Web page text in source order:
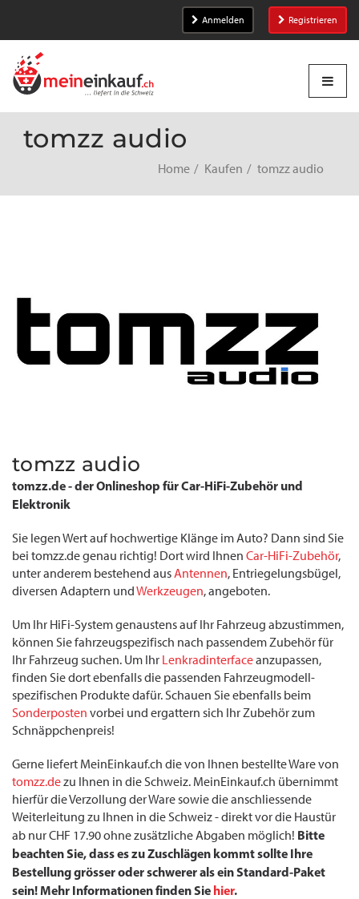
Anmelden Registrieren
tomzz audio
Home Kaufen tomzz audio
tomzz audio
tomzz.de - der Onlineshop für Car-HiFi-Zubehör und
Elektronik
Sie legen Wert auf hochwertige Klänge im Auto? Dann sind Sie
bei tomzz.de genau richtig! Dort wird Ihnen Car-HiFi-Zubehör,
unter anderem bestehend ausAntennen, Entriegelungsbügel,
diversen Adaptern undWerkzeugen, angeboten.
Um Ihr HiFi-System genaustens auf Ihr Fahrzeug abzustimmen,
können Sie fahrzeugspezifisch nach passendem Zubehör für
Ihr Fahrzeug suchen. Um Ihr Lenkradinterfaceanzupassen,
finden Sie dort ebenfalls die passenden Fahrzeugmodell-
spezifischen Produkte dafür. Schauen Sie ebenfalls beim
Sonderposten vorbei und ergattern sich Ihr Zubehör zum
Schnäppchenpreis!
Gerne liefert MeinEinkauf.ch die von Ihnen bestellte Ware von
tomzz.dezu Ihnen in die Schweiz. MeinEinkauf.ch übernimmt
hierfür die Verzollung der Ware sowie die anschliessende
Weiterleitung zu Ihnen in die Schweiz - direkt vor die Haustür
ab nur CHF 17.90 ohne zusätzliche Abgaben möglich! Bitte
beachten Sie, dass es zu Zuschlägen kommt sollte Ihre
Bestellung grösser oder schwerer als ein Standard-Paket
sein! Mehr Informationen finden Sie hier.